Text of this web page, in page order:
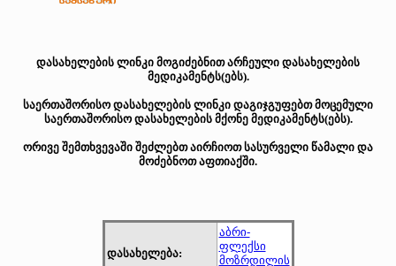
დასახელების ლინკი მოგიძებნით არჩეული დასახელების
მედიკამენტს(ებს).
საერთაშორისო დასახელების ლინკი დაგიჯგუფებთ მოცემული
საერთაშორისო დასახელების მქონე მედიკამენტს(ებს).
ორივე შემთხვევაში შეძლებთ აირჩიოთ სასურველი წამალი და
მოძებნოთ აფთიაქში.
დასახელება:
აბრი-
ფლექსი
მოზრდილის